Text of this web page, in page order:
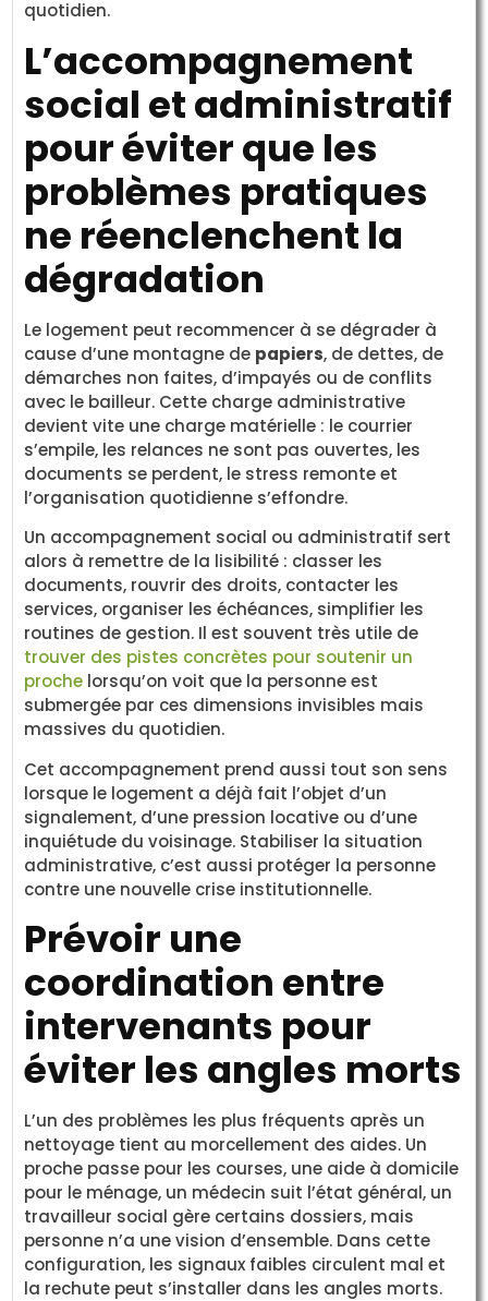
quotidien.
L’accompagnement
social et administratif
pour éviter que les
problèmes pratiques
ne réenclenchent la
dégradation
Le logement peut recommencer à se dégrader à
cause d’une montagne de papiers, de dettes, de
démarches non faites, d’impayés ou de conflits
avec le bailleur. Cette charge administrative
devient vite une charge matérielle : le courrier
s’empile, les relances ne sont pas ouvertes, les
documents se perdent, le stress remonte et
l’organisation quotidienne s’effondre.
Un accompagnement social ou administratif sert
alors à remettre de la lisibilité : classer les
documents, rouvrir des droits, contacter les
services, organiser les échéances, simplifier les
routines de gestion. Il est souvent très utile de
trouver des pistes concrètes pour soutenir un
proche lorsqu’on voit que la personne est
submergée par ces dimensions invisibles mais
massives du quotidien.
Cet accompagnement prend aussi tout son sens
lorsque le logement a déjà fait l’objet d’un
signalement, d’une pression locative ou d’une
inquiétude du voisinage. Stabiliser la situation
administrative, c’est aussi protéger la personne
contre une nouvelle crise institutionnelle.
Prévoir une
coordination entre
intervenants pour
éviter les angles morts
L’un des problèmes les plus fréquents après un
nettoyage tient au morcellement des aides. Un
proche passe pour les courses, une aide à domicile
pour le ménage, un médecin suit l’état général, un
travailleur social gère certains dossiers, mais
personne n’a une vision d’ensemble. Dans cette
configuration, les signaux faibles circulent mal et
la rechute peut s’installer dans les angles morts.